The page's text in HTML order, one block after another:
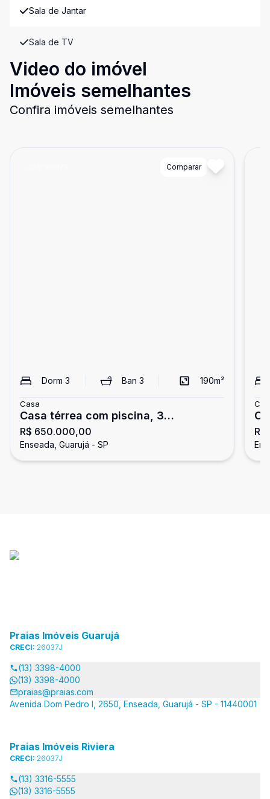
Sala de Jantar
Sala de TV
Video do imóvel
Imóveis semelhantes
Confira imóveis semelhantes
Comparar
Dorm 3 Ban3 190m²
Casa
Casa térrea com piscina, 3
dormitórios, Enseada, Guarujá
R$ 650.000,00
Enseada, Guarujá - SP
Praias Imóveis Guarujá
CRECI: 26037J
(13) 3398-4000
(13) 3398-4000
praias@praias.com
Avenida Dom Pedro I, 2650, Enseada, Guarujá - SP - 11440001
Praias Imóveis Riviera
CRECI: 26037J
(13) 3316-5555
(13) 3316-5555